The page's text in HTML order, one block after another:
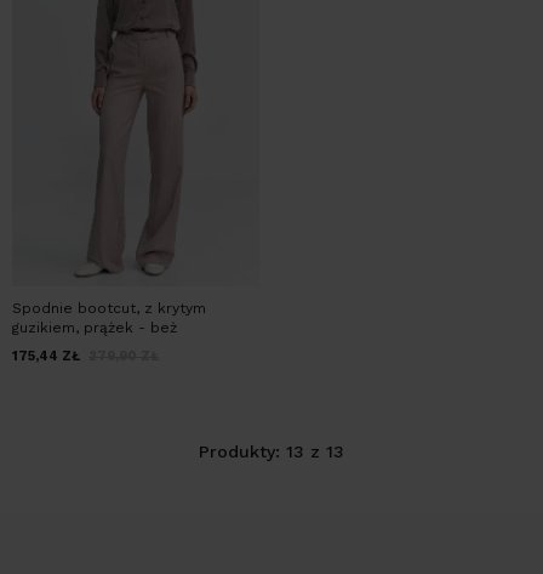
Spodnie bootcut, z krytym
guzikiem, prążek - beż
175,44 ZŁ
Produkty: 13 z 13